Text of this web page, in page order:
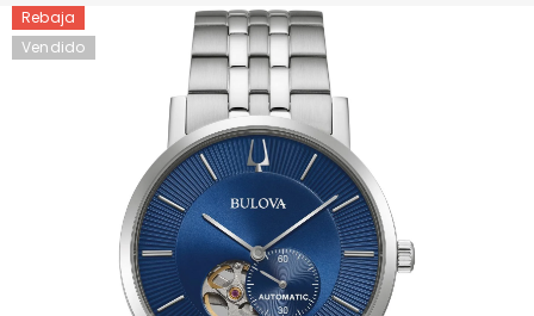
Rebaja
Vendido